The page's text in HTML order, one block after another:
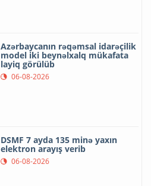
Azərbaycanın rəqəmsal idarəçilik
model iki beynəlxalq mükafata
layiq görülüb
06-08-2026
DSMF 7 ayda 135 minə yaxın
elektron arayış verib
06-08-2026